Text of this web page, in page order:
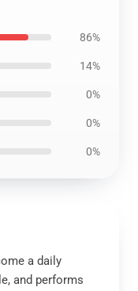
86%
14%
0%
0%
0%
a daily
and performs